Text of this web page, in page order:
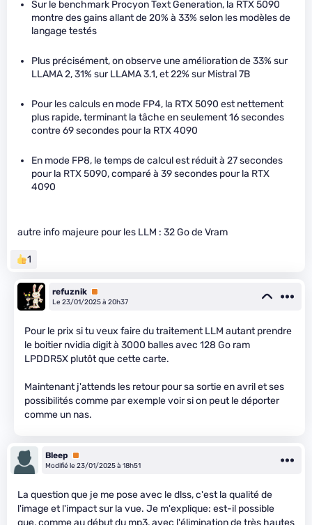
Sur le benchmark Procyon Text Generation, la RTX 5090
montre des gains allant de 20% à 33% selon les modèles de
langage testés
Plus précisément, on observe une amélioration de 33% sur
LLAMA 2, 31% sur LLAMA 3.1, et 22% sur Mistral 7B
Pour les calculs en mode FP4, la RTX 5090 est nettement
plus rapide, terminant la tâche en seulement 16 secondes
contre 69 secondes pour la RTX 4090
En mode FP8, le temps de calcul est réduit à 27 secondes
pour la RTX 5090, comparé à 39 secondes pour la RTX
4090
autre info majeure pour les LLM : 32 Go de Vram
1
refuznik Premium
Le 23/01/2025 à 20h37
Pour le prix si tu veux faire du traitement LLM autant prendre
le boitier nvidia digit à 3000 balles avec 128 Go ram
LPDDR5X plutôt que cette carte.
Maintenant j'attends les retour pour sa sortie en avril et ses
possibilités comme par exemple voir si on peut le déporter
comme un nas.
Bleep
Premium
Modifié le 23/01/2025 à 18h51
La question que je me pose avec le dlss, c'est la qualité de
l'image et l'impact sur la vue. Je m'explique: est-il possible
que, comme au début du mp3, avec l'élimination de très hautes